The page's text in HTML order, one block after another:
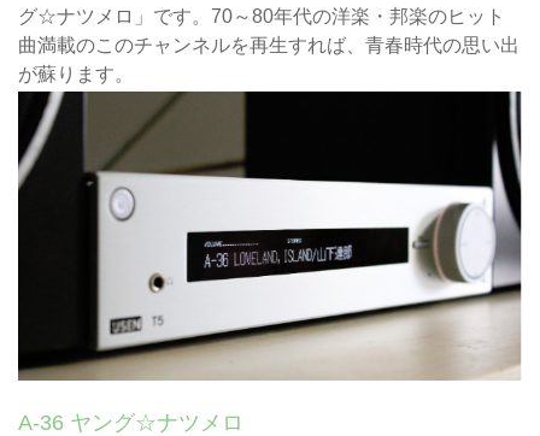
グ☆ナツメロ」です。70～80年代の洋楽・邦楽のヒット
曲満載のこのチャンネルを再生すれば、青春時代の思い出
が蘇ります。
A-36 ヤング☆ナツメロ